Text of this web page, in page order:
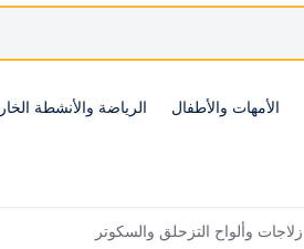
الأمهات والأطفال الرياضة والأنشطة
زلاجات وألواح التزحلق والسكوتر